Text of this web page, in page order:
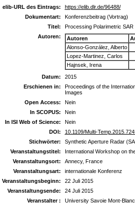
elib-URL des Eintrags:
https://elib.dlr.de/96488/
Dokumentart:
Konferenzbeitrag (Vortrag)
Titel:
Processing Polarimetric
Autoren:
Autoren
Alonso-González, Alberto
Lopez-Martinez, Carlos
Hajnsek, Irena
Datum:
2015
Erschienen in:
Proceedings of the
Images
Open Access:
Nein
In SCOPUS:
Nein
In ISI Web of Science:
Nein
DOI:
10.1109/Multi-
Stichwörter:
Synthetic Aperture Radar
Veranstaltungstitel:
International Workshop on
Veranstaltungsort:
Annecy, France
Veranstaltungsart:
internationale Konferenz
Veranstaltungsbeginn:
22 Juli 2015
Veranstaltungsende:
24 Juli 2015
Veranstalter :
University Savoie Mont-